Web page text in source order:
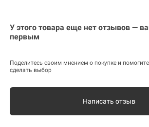
У этого товара еще нет отзывов —
первым
Поделитесь своим мнением о покупке и
сделать выбор
Написать отзыв